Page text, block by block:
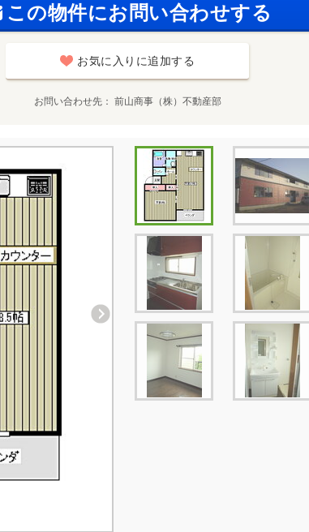
この物件にお問い合わせする
お気に入りに追加する
お問い合わせ先 前山商事（株）不動産部